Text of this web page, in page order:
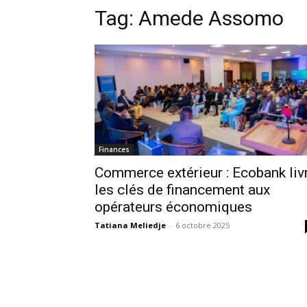
Tag: Amede Assomo
Finances
Commerce extérieur : Ecobank
les clés de financement aux
opérateurs économiques
Tatiana Meliedje - 6 octobre 2025